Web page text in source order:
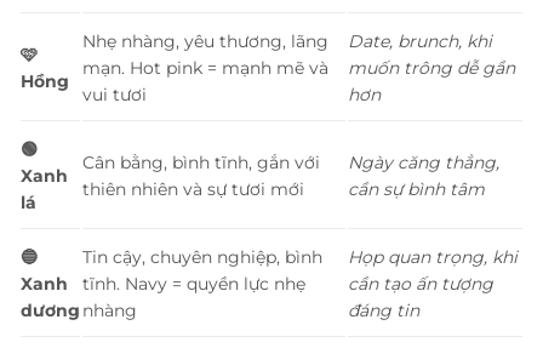
🩷
Hồng
Nhẹ nhàng, yêu thương, lãng
mạn. Hot pink = mạnh mẽ và
vui tươi
Date, brunch, khi
muốn trông dễ gần
hơn
🟢
Xanh
lá
Cân bằng, bình tĩnh, gắn với
thiên nhiên và sự tươi mới
Ngày căng thẳng,
cần sự bình tâm
🔵
Xanh
dương
Tin cậy, chuyên nghiệp, bình
tĩnh. Navy = quyền lực nhẹ
nhàng
Họp quan trọng, khi
cần tạo ấn tượng
đáng tin